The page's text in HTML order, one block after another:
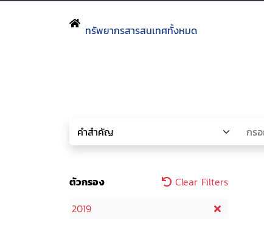
ทรัพยากรสารสนเทศทั้งหมด
ตัวกรอง
Clear Filters
2019